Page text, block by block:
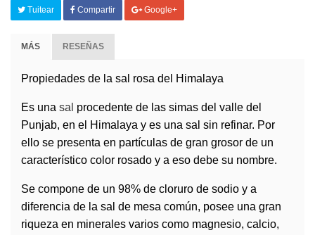
Tuitear Compartir Google+
MÁS RESEÑAS
Propiedades de la sal rosa del Himalaya
Es una sal procedente de las simas del valle del
Punjab, en el Himalaya y es una sal sin refinar. Por
ello se presenta en partículas de gran grosor de un
característico color rosado y a eso debe su nombre.
Se compone de un 98% de cloruro de sodio y a
diferencia de la sal de mesa común, posee una gran
riqueza en minerales varios como magnesio, calcio,